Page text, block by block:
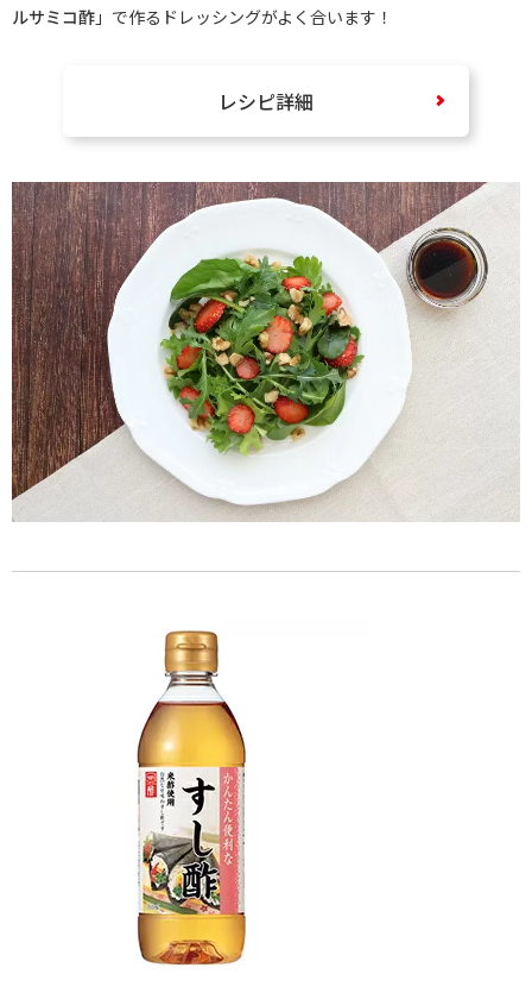
ルサミコ酢 」で作るドレッシングがよく合います！
レシピ詳細